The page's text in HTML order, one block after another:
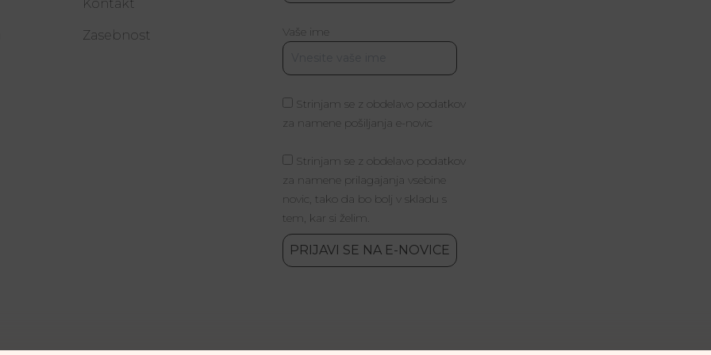
Kontakt
Zasebnost Vaše ime
Strinjam se z obdelavo podatkov
za namene pošiljanja e-novic
Strinjam se z obdelavo podatkov
za namene prilagajanja vsebine
novic, tako da bo bolj v skladu s
tem, kar si želim.
PRIJAVI SE NA E-NOVICE